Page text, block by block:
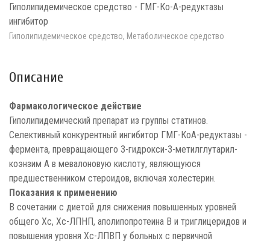
Гиполипидемическое средство - ГМГ-Ко-А-редуктазы
ингибитор
Гиполипидемическое средство, Метаболическое средство
Описание
Фармакологическое действие
Гиполипидемический препарат из группы статинов.
Селективный конкурентный ингибитор ГМГ-КоА-редуктазы -
фермента, превращающего 3-гидрокси-3-метилглутарил-
коэнзим А в мевалоновую кислоту, являющуюся
предшественником стероидов, включая холестерин.
Показания к применению
В сочетании с диетой для снижения повышенных уровней
общего Хс, Хс-ЛПНП, аполипопротеина В и триглицеридов и
повышения уровня Хс-ЛПВП у больных с первичной